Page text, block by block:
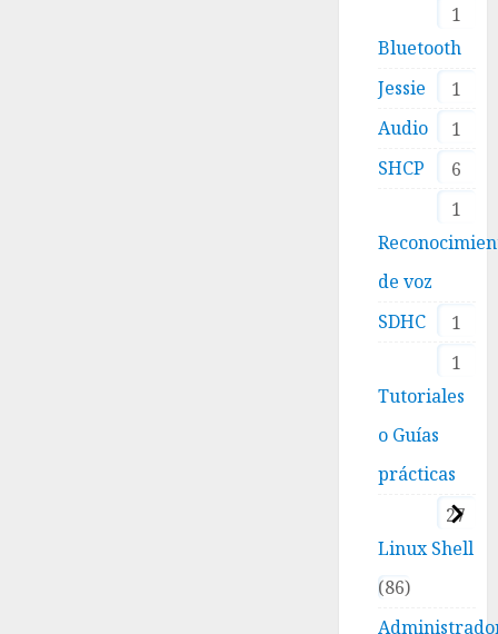
1
Bluetooth
1
Jessie
1
Audio
6
SHCP
1
de voz
1
SDHC
1
Tutoriales
o Guías
prácticas
27
Linux Shell
86